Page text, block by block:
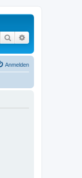
Suche
Anmelden